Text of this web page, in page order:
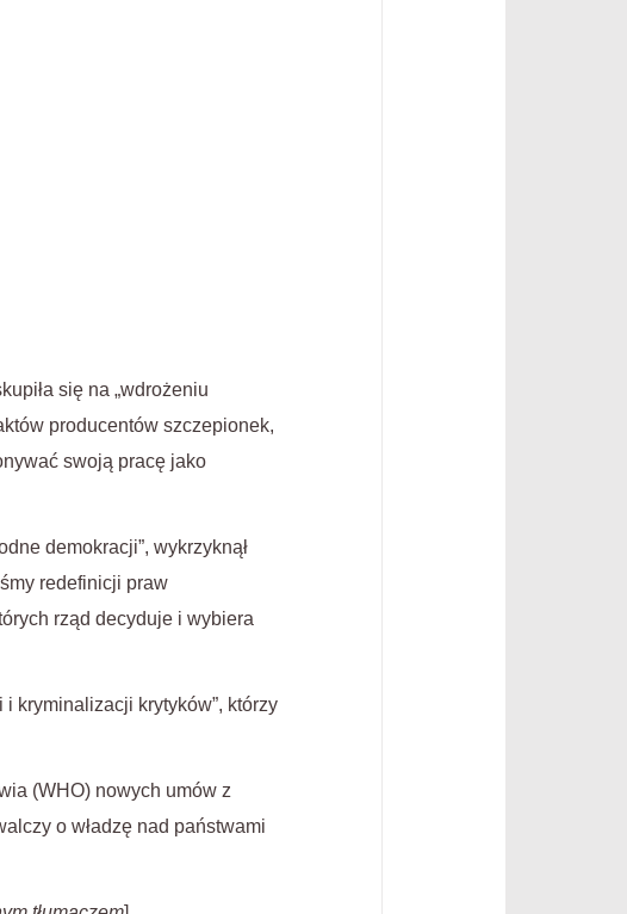
się na „wdrożeniu
producentów szczepionek,
swoją pracę jako
demokracji”, wykrzyknął
redefinicji praw
rząd decyduje i wybiera
kryminalizacji krytyków”, którzy
(WHO) nowych umów z
o władzę nad państwami